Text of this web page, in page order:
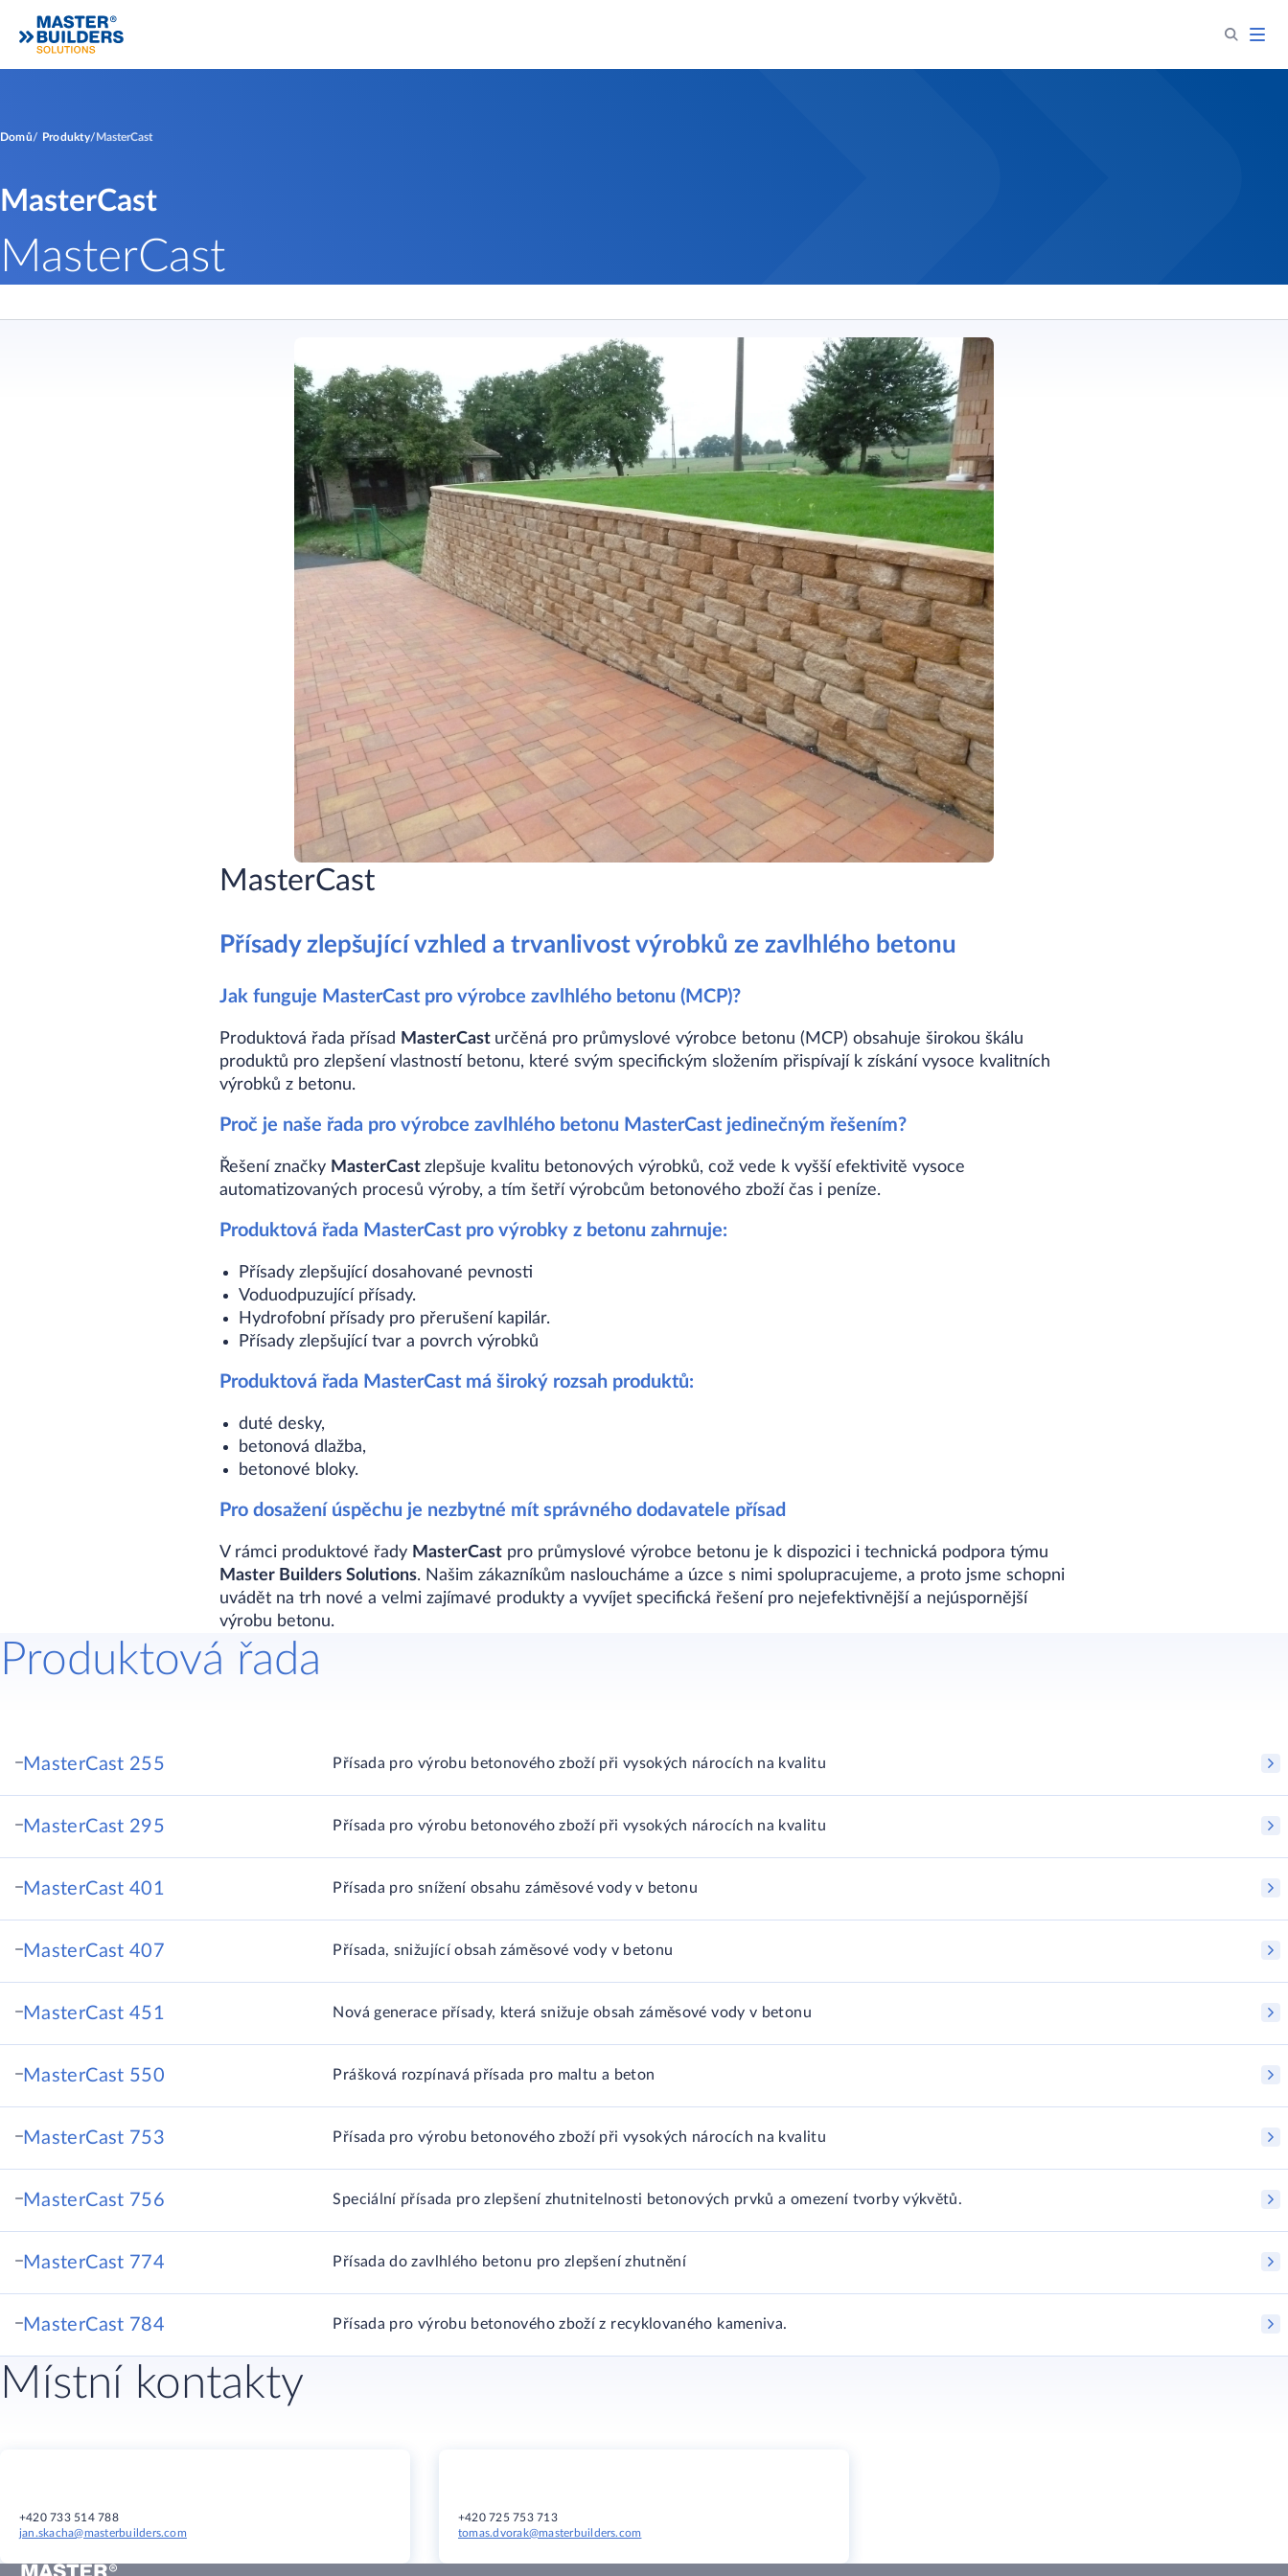
Domů Produkty MasterCast
MasterCast
MasterCast
MasterCast
Přísady zlepšující vzhled a trvanlivost výrobků ze zavlhlého betonu
Jak funguje MasterCast pro výrobce zavlhlého betonu (MCP)?
Produktová řada přísad MasterCast určěná pro průmyslové výrobce betonu (MCP) obsahuje širokou škálu
produktů pro zlepšení vlastností betonu, které svým specifickým složením přispívají k získání vysoce kvalitních
výrobků z betonu.
Proč je naše řada pro výrobce zavlhlého betonu MasterCast jedinečným řešením?
Řešení značky MasterCast zlepšuje kvalitu betonových výrobků, což vede k vyšší efektivitě vysoce
automatizovaných procesů výroby, a tím šetří výrobcům betonového zboží čas i peníze.
Produktová řada MasterCast pro výrobky z betonu zahrnuje:
Přísady zlepšující dosahované pevnosti
Voduodpuzující přísady.
Hydrofobní přísady pro přerušení kapilár.
Přísady zlepšující tvar a povrch výrobků
Produktová řada MasterCast má široký rozsah produktů:
duté desky,
betonová dlažba,
betonové bloky.
Pro dosažení úspěchu je nezbytné mít správného dodavatele přísad
V rámci produktové řady MasterCast pro průmyslové výrobce betonu je k dispozici i technická podpora týmu
Master Builders Solutions. Našim zákazníkům nasloucháme a úzce s nimi spolupracujeme, a proto jsme schopni
uvádět na trh nové a velmi zajímavé produkty a vyvíjet specifická řešení pro nejefektivnější a nejúspornější
výrobu betonu.
Produktová řada
MasterCast 255 Přísada pro výrobu betonového zboží při vysokých nárocích na kvalitu
MasterCast 295 Přísada pro výrobu betonového zboží při vysokých nárocích na kvalitu
MasterCast 401 Přísada pro snížení obsahu záměsové vody v betonu
MasterCast 407 Přísada, snižující obsah záměsové vody v betonu
MasterCast 451 Nová generace přísady, která snižuje obsah záměsové vody v betonu
MasterCast 550 Prášková rozpínavá přísada pro maltu a beton
MasterCast 753 Přísada pro výrobu betonového zboží při vysokých nárocích na kvalitu
MasterCast 756 Speciální přísada pro zlepšení zhutnitelnosti betonových prvků a omezení tvorby výkvětů.
MasterCast 774 Přísada do zavlhlého betonu pro zlepšení zhutnění​
MasterCast 784 Přísada pro výrobu betonového zboží z recyklovaného kameniva.
Místní kontakty
+420 733 514 788
jan.skacha@masterbuilders.com
+420 725 753 713
tomas.dvorak@masterbuilders.com